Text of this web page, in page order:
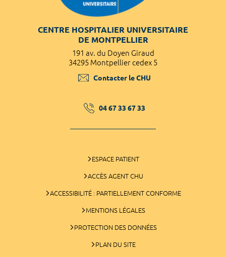
CENTRE HOSPITALIER UNIVERSITAIRE
DE MONTPELLIER
191 av. du Doyen Giraud
34295 Montpellier cedex 5
Contacter le CHU
04 67 33 67 33
ESPACE PATIENT
ACCÈS AGENT CHU
ACCESSIBILITÉ : PARTIELLEMENT CONFORME
MENTIONS LÉGALES
PROTECTION DES DONNÉES
PLAN DU SITE